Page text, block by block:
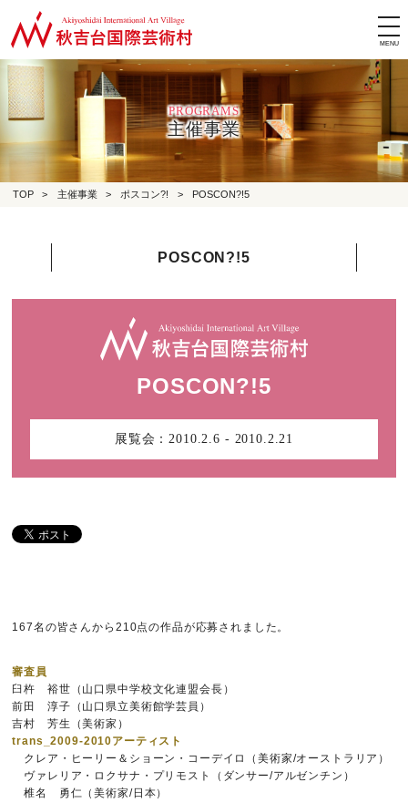
PROGRAMS
主催事業
TOP > 主催事業 > ポスコン?! > POSCON?!5
POSCON?!5
POSCON?!5
展覧会： 2010.2.6 - 2010.2.21
167名の皆さんから210点の作品が応募されました。
審査員
臼杵 裕世（山口県中学校文化連盟会長）
前田 淳子（山口県立美術館学芸員）
吉村 芳生（美術家）
trans_2009-2010アーティスト
クレア・ヒーリー＆ショーン・コーデイロ（美術家/オーストラリア）
ヴァレリア・ロクサナ・プリモスト（ダンサー/アルゼンチン）
椎名 勇仁（美術家/日本）